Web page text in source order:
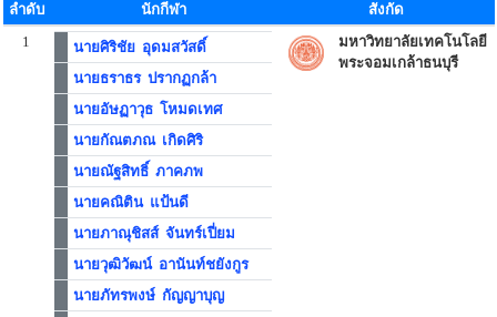
ลำดับ นักกีฬา
สังกัด
1
นายศิริชัย อุดมสวัสดิ์
นายธราธร ปรากฏกล้า
นายอัษฏาวุธ โหมดเทศ
นายกัณตภณ เกิดศิริ
นายณัฐสิทธิ์ ภาคภพ
นายคณิติน แป้นดี
นายภาณุชิสส์ จันทร์เปี่ยม
นายวุฒิวัฒน์ อานันท์ชยังกูร
นายภัทรพงษ์ กัญญาบุญ
มหาวิทยาลัยเทคโนโลยี
พระจอมเกล้าธนบุรี